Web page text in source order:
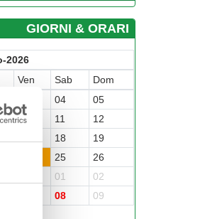
GIORNI & ORARI
2026
Ven Sab
Dom
04
05
10 11
12
18
19
25
26
01
02
08 09